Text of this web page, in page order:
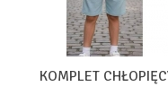
KOMPLET